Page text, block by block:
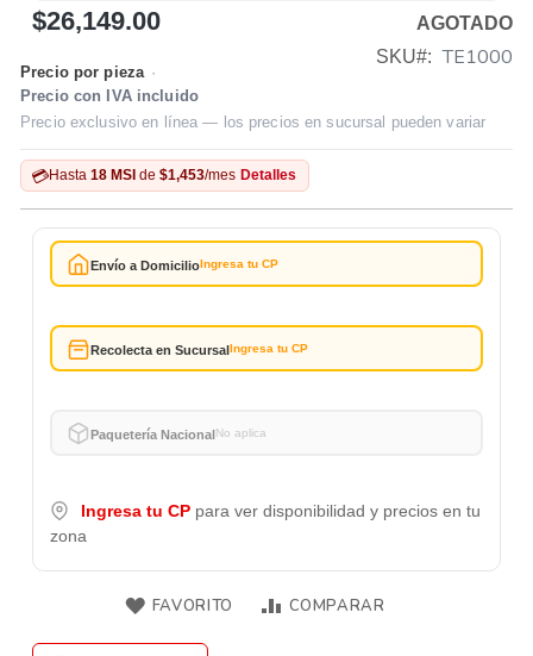
$26,149.00
AGOTADO
SKU
TE1000
Precio por pieza ·
Precio con IVA incluido
Precio exclusivo en línea — los precios en sucursal pueden variar
💳Hasta 18 MSI de $1,453/mes Detalles
Envío a DomicilioIngresa tu CP
Recolecta en SucursalIngresa tu CP
Paquetería NacionalNo aplica
Ingresa tu CP para ver disponibilidad y precios en tu
zona
FAVORITO COMPARAR